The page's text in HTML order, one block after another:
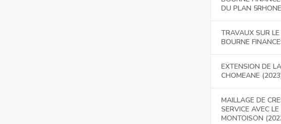
DU PLAN
TRAVAUX SUR
BOURNE
EXTENSION DE
CHOMEANE
MAILLAGE DE
SERVICE AVEC
MONTOISON